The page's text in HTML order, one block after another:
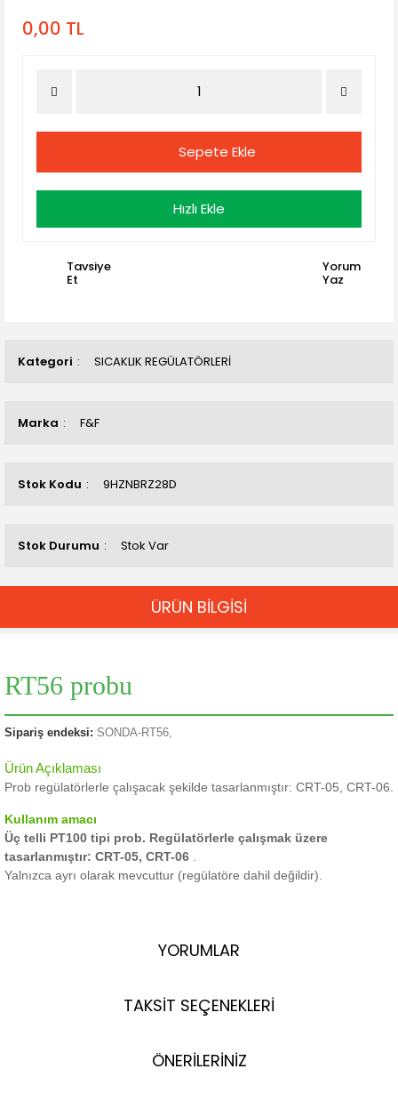
Kategori SICAKLIK REGÜLATÖRLERİ
Marka F&F
Stok Kodu 9HZNBRZ28D
Stok Durumu Stok Var
0,00 TL
Sepete Ekle
Hızlı Ekle
Tavsiye
Et
Yorum
Yaz
ÜRÜN BİLGİSİ
RT56 probu
Sipariş endeksi: SONDA-RT56,
Ürün Açıklaması
Prob regülatörlerle çalışacak şekilde tasarlanmıştır: CRT-05, CRT-06.
Kullanım amacı
Üç telli PT100 tipi prob. Regülatörlerle çalışmak üzere
tasarlanmıştır: CRT-05, CRT-06
Yalnızca ayrı olarak mevcuttur (regülatöre dahil değildir).
YORUMLAR
TAKSİT SEÇENEKLERİ
ÖNERİLERİNİZ